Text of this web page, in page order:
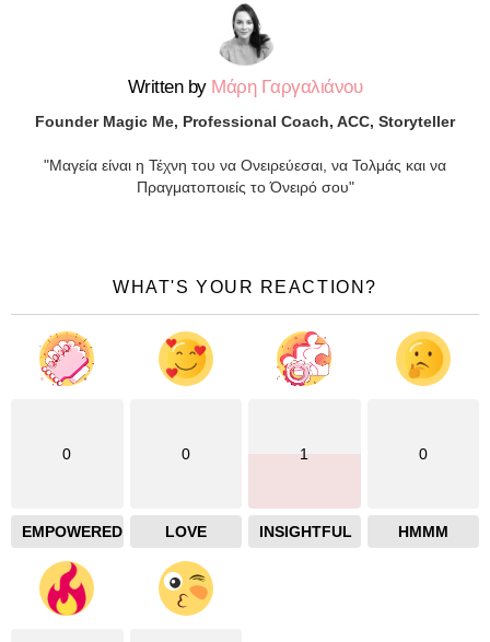
Written by Μάρη Γαργαλιάνου
Founder Magic Me, Professional Coach, ACC, Storyteller
"Μαγεία είναι η Τέχνη του να Ονειρεύεσαι, να Τολμάς και να
Πραγματοποιείς το Όνειρό σου"
WHAT'S YOUR REACTION?
0
EMPOWERED
0
LOVE
1
INSIGHTFUL
0
HMMM